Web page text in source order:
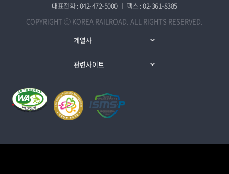
대표전화 : 042-472-5000
팩스 : 02-361-8385
COPYRIGHT ⓒ KOREA RAILROAD. ALL RIGHTS RESERVED.
계열사
관련사이트